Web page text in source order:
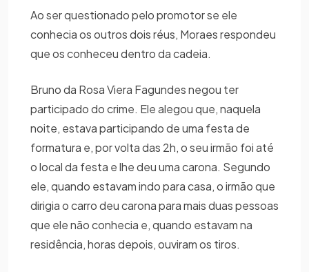
Ao ser questionado pelo promotor se ele
conhecia os outros dois réus, Moraes respondeu
que os conheceu dentro da cadeia.
Bruno da Rosa Viera Fagundes negou ter
participado do crime. Ele alegou que, naquela
noite, estava participando de uma festa de
formatura e, por volta das 2h, o seu irmão foi até
o local da festa e lhe deu uma carona. Segundo
ele, quando estavam indo para casa, o irmão que
dirigia o carro deu carona para mais duas pessoas
que ele não conhecia e, quando estavam na
residência, horas depois, ouviram os tiros.